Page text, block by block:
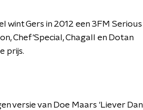
wint Gers in 2012 een 3FM Serious
Chef'Special, Chagall en Dotan
prijs.
versie van Doe Maars 'Liever Dan